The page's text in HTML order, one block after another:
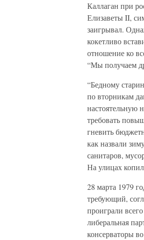
Каллаган при
Елизаветы II,
заигрывал.
кокетливо
отношение ко
“Мы получаем
“Бедному
по вторникам
настоятельную
требовать
гневить
как назвали
санитаров,
На улицах
28 марта 1979
требующий,
проиграли
либеральная
консерваторы